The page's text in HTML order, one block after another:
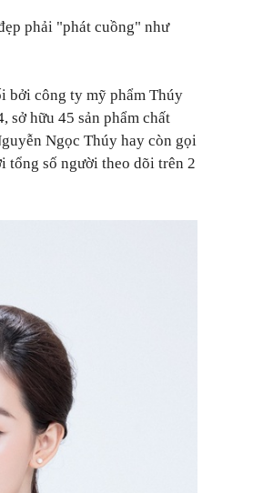
phải "phát cuồng" như
bởi công ty mỹ phẩm Thúy
sở hữu 45 sản phẩm chất
Ngọc Thúy hay còn gọi
tổng số người theo dõi trên 2